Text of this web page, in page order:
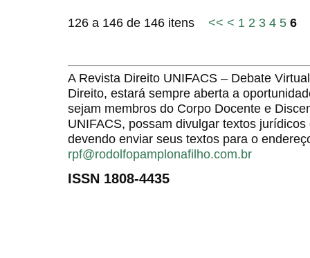
126 a 146 de 146 itens << < 1 2 3 4 5 6
A Revista Direito UNIFACS – Debate
Direito, estará sempre aberta a
sejam membros do Corpo Docente e
UNIFACS, possam divulgar textos
devendo enviar seus textos para o
rpf@rodolfopamplonafilho.com.br
ISSN 1808-4435